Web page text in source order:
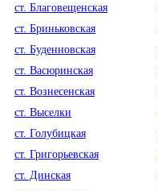
ст. Благовещенская
ст. Бриньковская
ст. Буденновская
ст. Васюринская
ст. Вознесенская
ст. Выселки
ст. Голубицкая
ст. Григорьевская
ст. Динская